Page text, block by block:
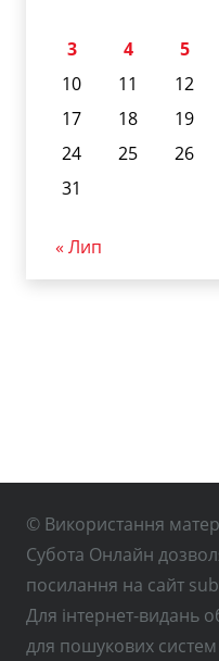
3
4 5
10
11 12
17
18 19
24
25 26
31
« Лип
© Використання
Субота Онлайн
посилання на сайт
Для інтернет-видань
для пошукових